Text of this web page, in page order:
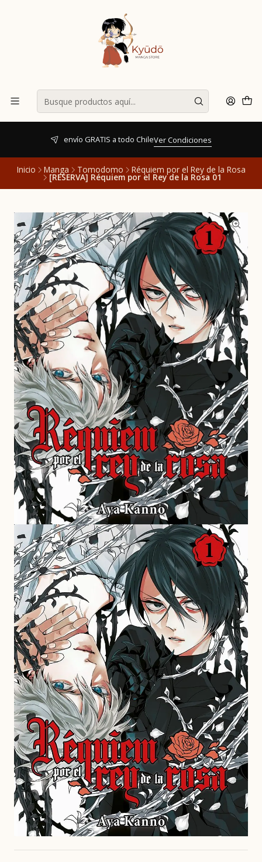
envío GRATIS a todo ChileVer Condiciones
Inicio Manga Tomodomo Réquiem por el Rey de la Rosa
[RESERVA] Réquiem por el Rey de la Rosa 01